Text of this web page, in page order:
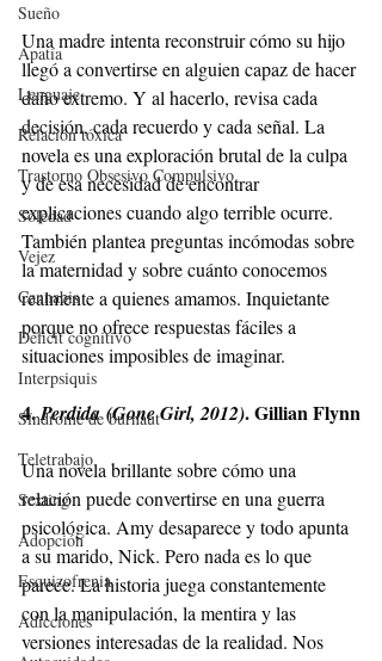
Sueño
Apatía
Lenguaje
Relación tóxica
Trastorno Obsesivo Compulsivo
Soledad
Vejez
Cannabis
Déficit cognitivo
Interpsiquis
Síndrome de burnaut
Teletrabajo
Sexting
Adopción
Esquizofrenia
Adicciones
Una madre intenta reconstruir cómo su hijo
llegó a convertirse en alguien capaz de hacer
daño extremo. Y al hacerlo, revisa cada
decisión, cada recuerdo y cada señal. La
novela es una exploración brutal de la culpa
y de esa necesidad de encontrar
explicaciones cuando algo terrible ocurre.
También plantea preguntas incómodas sobre
la maternidad y sobre cuánto conocemos
realmente a quienes amamos. Inquietante
porque no ofrece respuestas fáciles a
situaciones imposibles de imaginar.
4. Perdida (Gone Girl, 2012). Gillian Flynn
Una novela brillante sobre cómo una
relación puede convertirse en una guerra
psicológica. Amy desaparece y todo apunta
a su marido, Nick. Pero nada es lo que
parece. La historia juega constantemente
con la manipulación, la mentira y las
versiones interesadas de la realidad. Nos